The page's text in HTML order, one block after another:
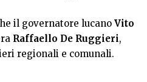
il governatore lucano Vito
Raffaello De Ruggieri,
regionali e comunali.